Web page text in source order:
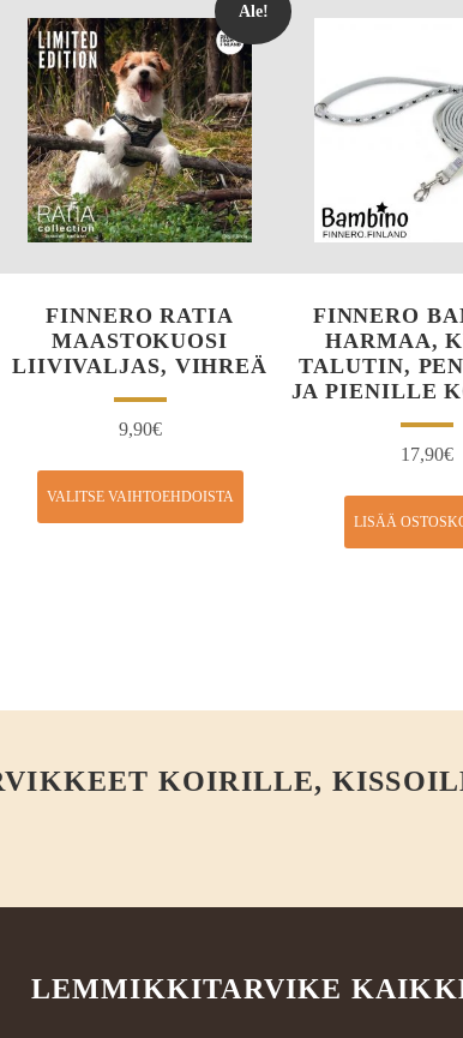
Ale!
FINNERO RATIA
MAASTOKUOSI
LIIVIVALJAS, VIHREÄ
9,90€
VALITSE VAIHTOEHDOISTA
FINNERO
HARMAA,
TALUTIN,
JA PIENILLE
17,90€
LISÄÄ
KOIRILLE,
LEMMIKKITARVIKE